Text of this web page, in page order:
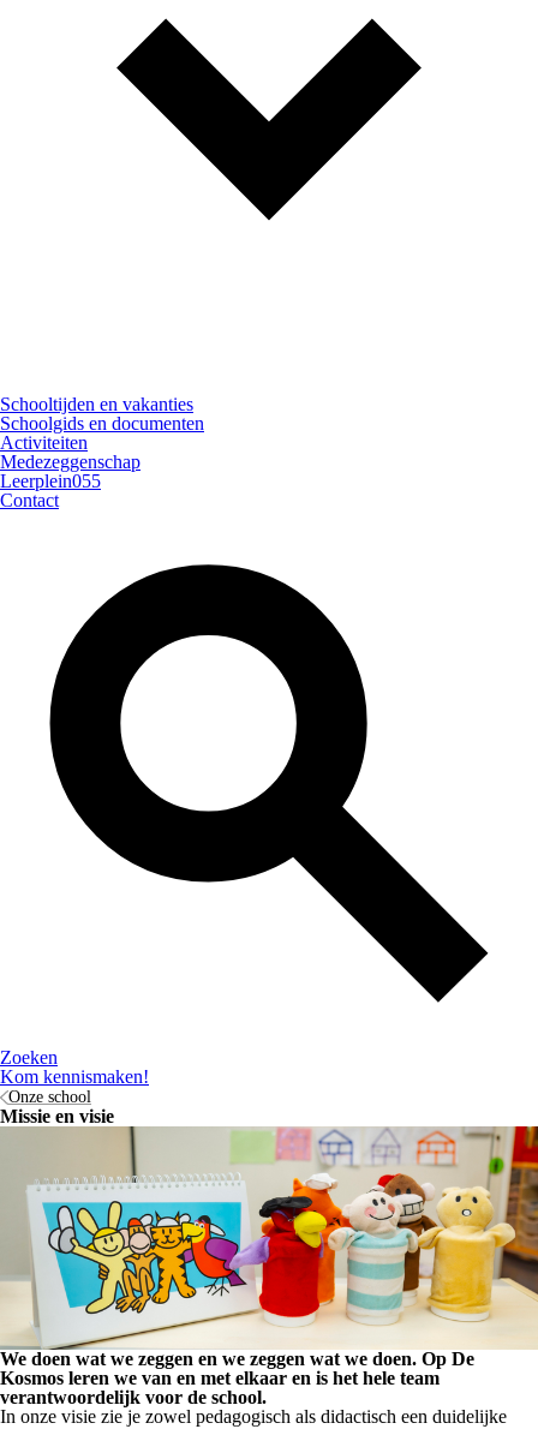
Schooltijden en vakanties
Schoolgids en documenten
Activiteiten
Medezeggenschap
Leerplein055
Contact
Zoeken
Kom kennismaken!
Onze school
Missie en visie
We doen wat we zeggen en we zeggen wat we doen. Op De
Kosmos leren we van en met elkaar en is het hele team
verantwoordelijk voor de school.
In onze visie zie je zowel pedagogisch als didactisch een duidelijke